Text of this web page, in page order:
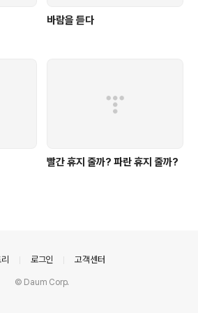
바람을 듣다
빨간 휴지 줄까? 파란 휴지 줄까?
로그인 고객센터
© Daum Corp.